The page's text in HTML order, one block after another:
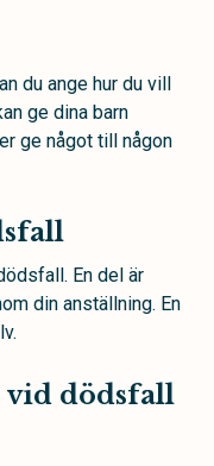
du ange hur du vill
ge dina barn
ge något till någon
En del är
din anställning. En
dödsfall